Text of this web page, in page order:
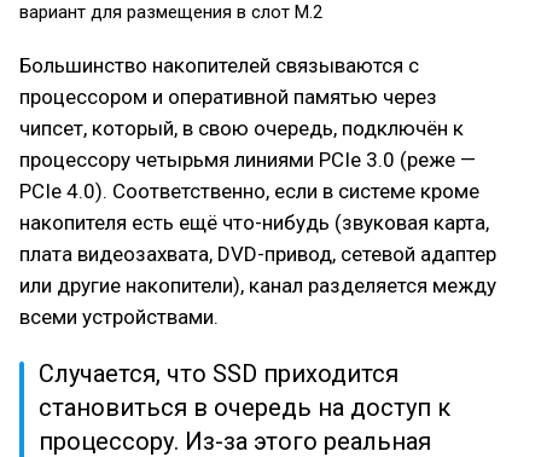
вариант для размещения в слот M.2
Большинство накопителей связываются с
процессором и оперативной памятью через
чипсет, который, в свою очередь, подключён к
процессору четырьмя линиями PCIe 3.0 (реже —
PCIe 4.0). Соответственно, если в системе кроме
накопителя есть ещё что-нибудь (звуковая карта,
плата видеозахвата, DVD-привод, сетевой адаптер
или другие накопители), канал разделяется между
всеми устройствами.
Случается, что SSD приходится
становиться в очередь на доступ к
процессору. Из-за этого реальная